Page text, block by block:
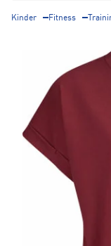
Kinder Fitness